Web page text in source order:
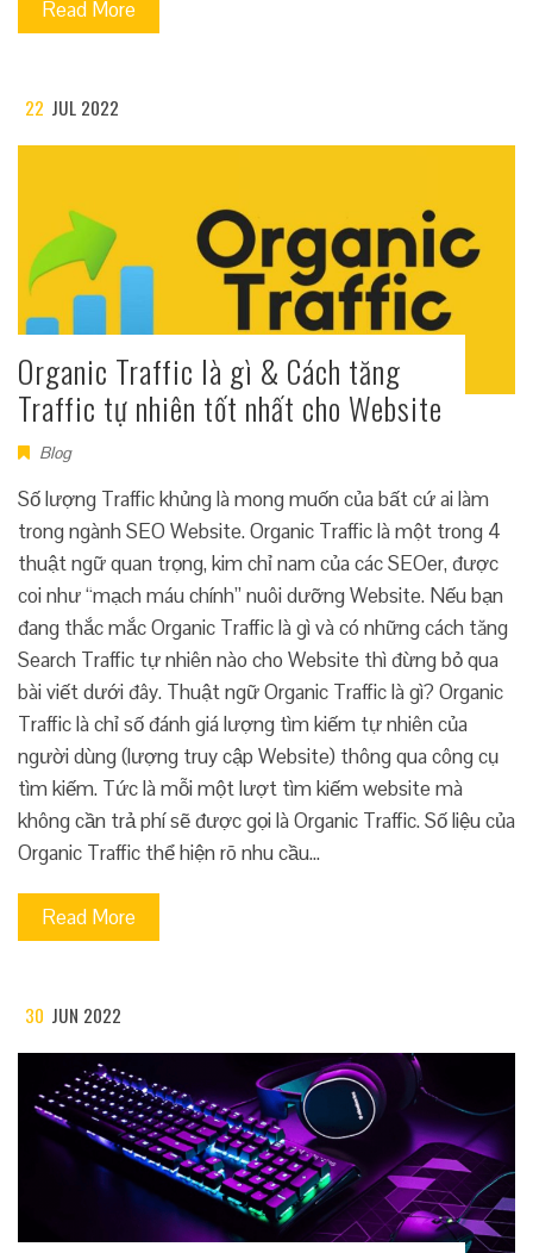
Read More
22 JUL 2022
Organic Traffic là gì & Cách tăng
Traffic tự nhiên tốt nhất cho Website
Blog
Số lượng Traffic khủng là mong muốn của bất cứ ai làm
trong ngành SEO Website. Organic Traffic là một trong 4
thuật ngữ quan trọng, kim chỉ nam của các SEOer, được
coi như “mạch máu chính” nuôi dưỡng Website. Nếu bạn
đang thắc mắc Organic Traffic là gì và có những cách tăng
Search Traffic tự nhiên nào cho Website thì đừng bỏ qua
bài viết dưới đây. Thuật ngữ Organic Traffic là gì? Organic
Traffic là chỉ số đánh giá lượng tìm kiếm tự nhiên của
người dùng (lượng truy cập Website) thông qua công cụ
tìm kiếm. Tức là mỗi một lượt tìm kiếm website mà
không cần trả phí sẽ được gọi là Organic Traffic. Số liệu của
Organic Traffic thể hiện rõ nhu cầu…
Read More
30 JUN 2022